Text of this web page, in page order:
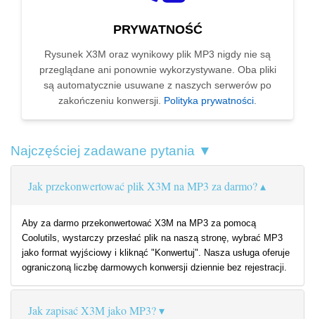
PRYWATNOŚĆ
Rysunek X3M oraz wynikowy plik MP3 nigdy nie są
przeglądane ani ponownie wykorzystywane. Oba pliki
są automatycznie usuwane z naszych serwerów po
zakończeniu konwersji. Polityka prywatności.
Najczęściej zadawane pytania ▼
Jak przekonwertować plik X3M na MP3 za darmo?
Aby za darmo przekonwertować X3M na MP3 za pomocą
Coolutils, wystarczy przesłać plik na naszą stronę, wybrać MP3
jako format wyjściowy i kliknąć "Konwertuj". Nasza usługa oferuje
ograniczoną liczbę darmowych konwersji dziennie bez rejestracji.
Jak zapisać X3M jako MP3?